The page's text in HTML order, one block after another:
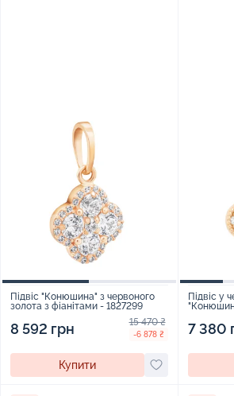
Підвіс "Конюшина" з червоного
золота з фіанітами - 1827299
8 592 грн 15 470 ₴
-6 878 ₴
Купити
Підвіс у
7 380